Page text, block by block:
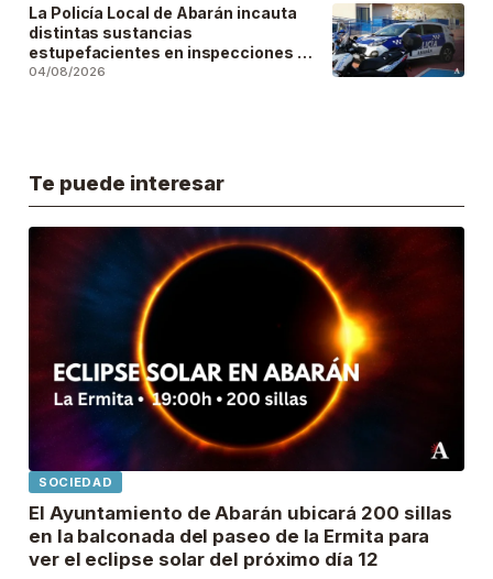
La Policía Local de Abarán incauta
distintas sustancias
estupefacientes en inspecciones a
locales públicos del municipio
04/08/2026
Te puede interesar
SOCIEDAD
El Ayuntamiento de Abarán ubicará 200 sillas
en la balconada del paseo de la Ermita para
ver el eclipse solar del próximo día 12